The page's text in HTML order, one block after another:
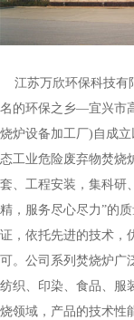
江苏万欣环保科技有
名的环保之乡—宜兴市
烧炉设备加工厂)自成
态工业危险废弃物焚烧
套、工程安装，集科研
精，服务尽心尽力”的
证，依托先进的技术，
可。公司系列焚烧炉广
纺织、印染、食品、服
烧领域，产品的技术性